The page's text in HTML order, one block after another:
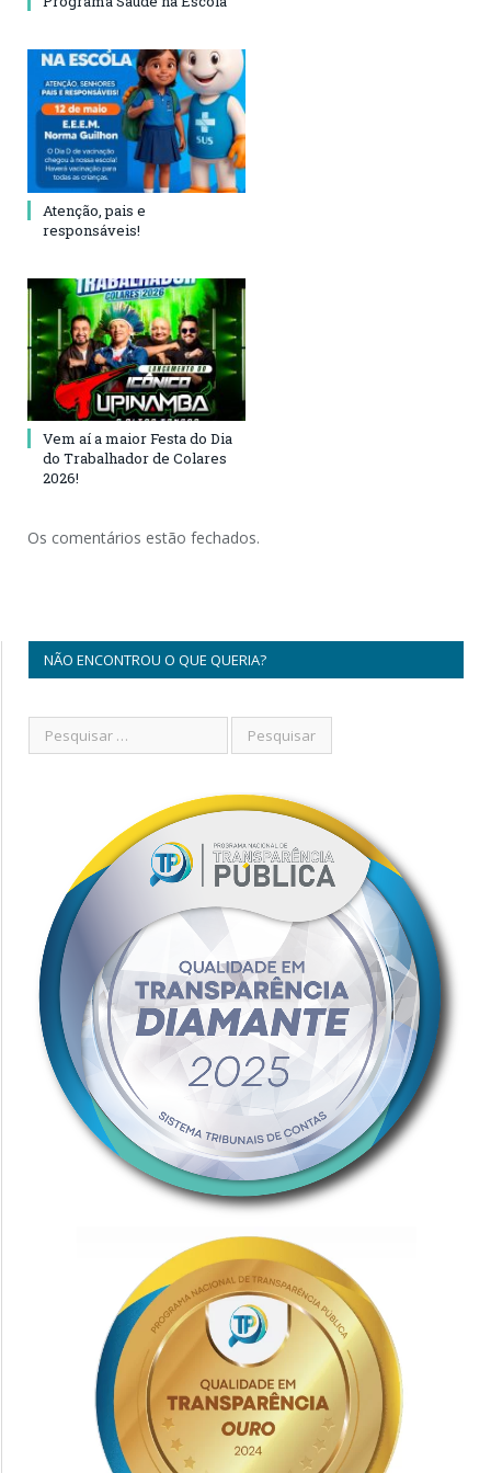
Atenção, pais e
responsáveis!
Vem aí a maior Festa do Dia
do Trabalhador de Colares
2026!
Os comentários estão fechados.
NÃO ENCONTROU O QUE QUERIA?